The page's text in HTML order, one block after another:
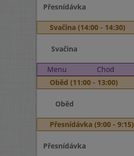
Přesnídávka
Svačina (14:00 - 14:30)
Svačina
Menu Chod
Oběd (11:00 - 13:00)
Oběd
Přesnídávka (9:00 - 9:15)
Přesnídávka